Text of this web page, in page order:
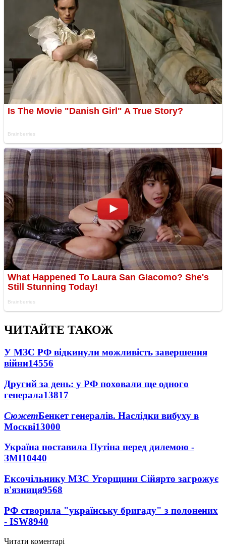
ЧИТАЙТЕ ТАКОЖ
У МЗС РФ відкинули можливість завершення
війни14556
Другий за день: у РФ поховали ще одного
генерала13817
СюжетБенкет генералів. Наслідки вибуху в
Москві13000
Україна поставила Путіна перед дилемою -
ЗМІ10440
Ексочільнику МЗС Угорщини Сійярто загрожує
в'язниця9568
РФ створила "українську бригаду" з полонених
- ISW8940
Читати коментарі